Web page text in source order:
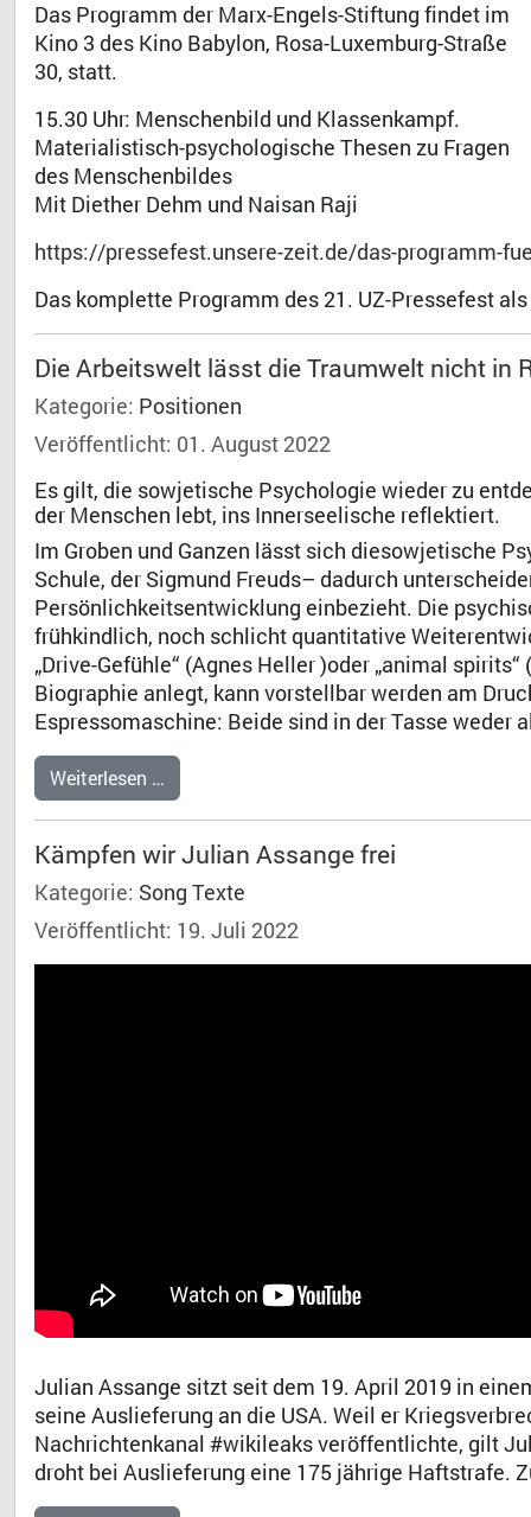
Das Programm der Marx-Engels-Stiftung findet im
Kino 3 des Kino Babylon, Rosa-Luxemburg-Straße
30, statt.
15.30 Uhr: Menschenbild und Klassenkampf.
Materialistisch-psychologische Thesen zu Fragen
des Menschenbildes
Mit Diether Dehm und Naisan Raji
https://pressefest.unsere-zeit.de/das-programm-
Das komplette Programm des 21. UZ-Pressefest als
Die Arbeitswelt lässt die Traumwelt nicht in
Kategorie: Positionen
Veröffentlicht: 01. August 2022
Es gilt, die sowjetische Psychologie wieder zu
der Menschen lebt, ins Innerseelische reflektiert.
Im Groben und Ganzen lässt sich diesowjetische
Schule, der Sigmund Freuds– dadurch
Persönlichkeitsentwicklung einbezieht. Die
frühkindlich, noch schlicht quantitative
„Drive-Gefühle“ (Agnes Heller )oder „animal
Biographie anlegt, kann vorstellbar werden am
Espressomaschine: Beide sind in der Tasse weder
Weiterlesen …
Kämpfen wir Julian Assange frei
Kategorie: Song Texte
Veröffentlicht: 19. Juli 2022
Julian Assange sitzt seit dem 19. April 2019 in
seine Auslieferung an die USA. Weil er
Nachrichtenkanal #wikileaks veröffentlichte, gilt
droht bei Auslieferung eine 175 jährige Haftstrafe.